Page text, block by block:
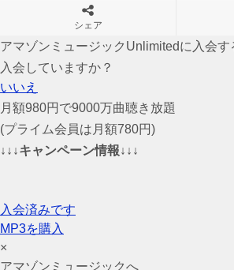
シェア
アマゾンミュージックUnlimitedに入会す
入会していますか？
いいえ
月額980円で9000万曲聴き放題
(プライム会員は月額780円)
↓↓↓キャンペーン情報↓↓↓
入会済みです
MP3を購入
×
アマゾンミュージックへ